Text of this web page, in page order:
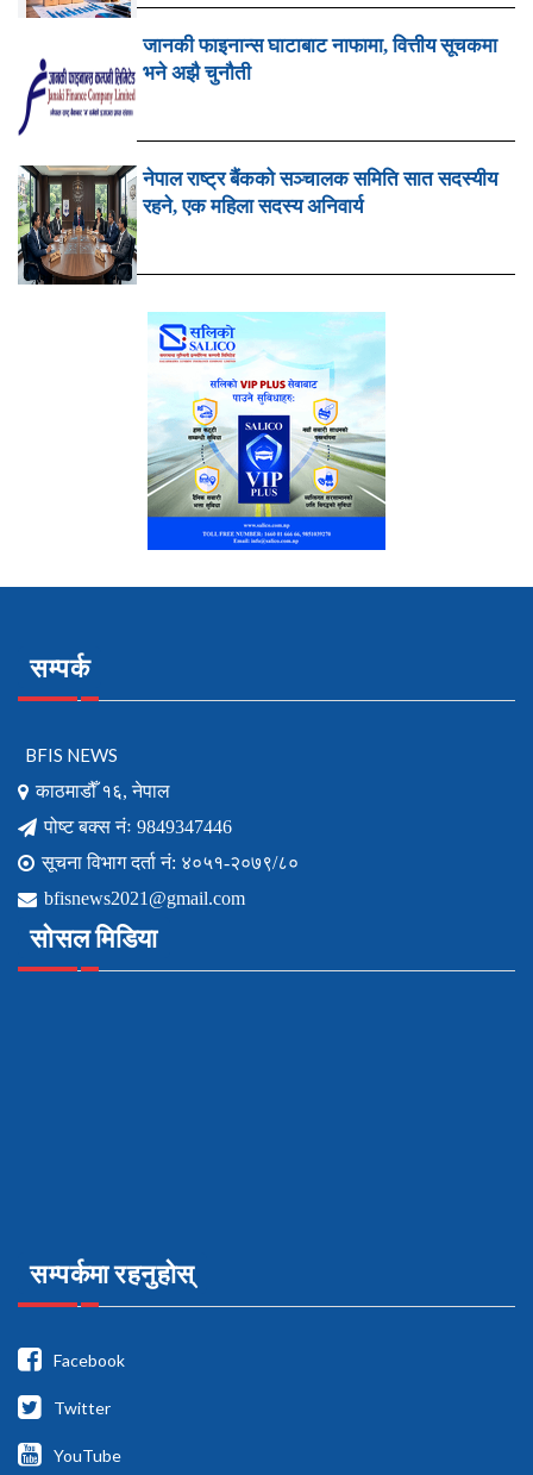
जानकी फाइनान्स घाटाबाट नाफामा, वित्तीय सूचकमा
भने अझै चुनौती
नेपाल राष्ट्र बैंकको सञ्चालक समिति सात सदस्यीय
रहने, एक महिला सदस्य अनिवार्य
सम्पर्क
BFIS NEWS
काठमाडौँ १६, नेपाल
पोष्ट बक्स नंः 9849347446
सूचना विभाग दर्ता नं: ४०५१-२०७९/८०
bfisnews2021@gmail.com
सोसल मिडिया
सम्पर्कमा रहनुहोस्
Facebook
Twitter
YouTube